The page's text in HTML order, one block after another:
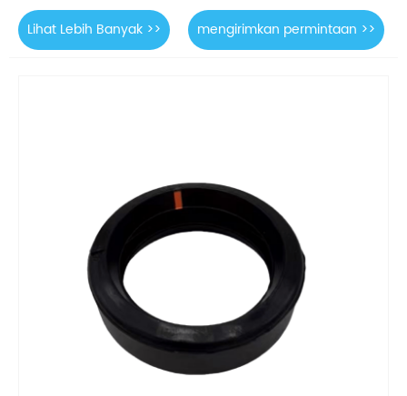
Lihat Lebih Banyak >> mengirimkan permintaan >>